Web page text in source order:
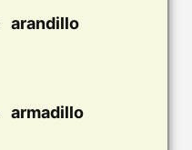
arandillo
armadillo